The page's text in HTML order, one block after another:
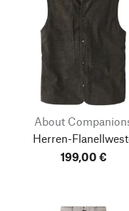
About
Herren-
199,00 €